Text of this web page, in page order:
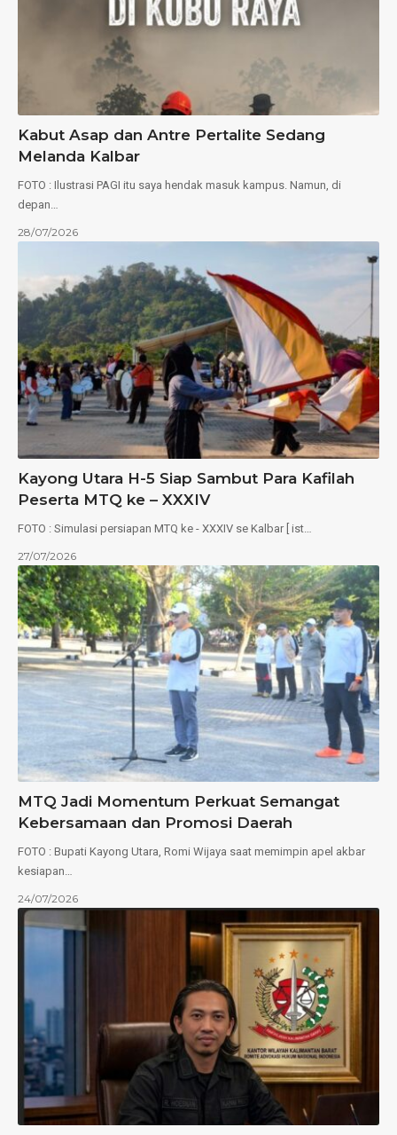
Kabut Asap dan Antre Pertalite Sedang
Melanda Kalbar
FOTO : Ilustrasi PAGI itu saya hendak masuk kampus. Namun, di
depan…
28/07/2026
Kayong Utara H-5 Siap Sambut Para Kafilah
Peserta MTQ ke – XXXIV
FOTO : Simulasi persiapan MTQ ke - XXXIV se Kalbar [ ist…
27/07/2026
MTQ Jadi Momentum Perkuat Semangat
Kebersamaan dan Promosi Daerah
FOTO : Bupati Kayong Utara, Romi Wijaya saat memimpin apel akbar
kesiapan…
24/07/2026